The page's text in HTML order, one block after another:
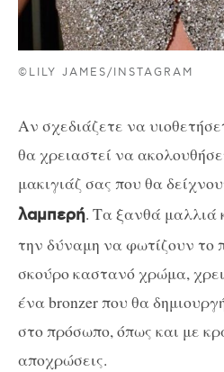
©LILY JAMES/INSTAGRAM
Αν σχεδιάζετε να
θα χρειαστεί να
μακιγιάζ σας που θα
λαμπερή. Τα ξανθά μαλλιά
την δύναμη να φωτίζουν το
σκούρο καστανό χρώμα,
ένα bronzer που θα
στο πρόσωπο, όπως και με
αποχρώσεις.